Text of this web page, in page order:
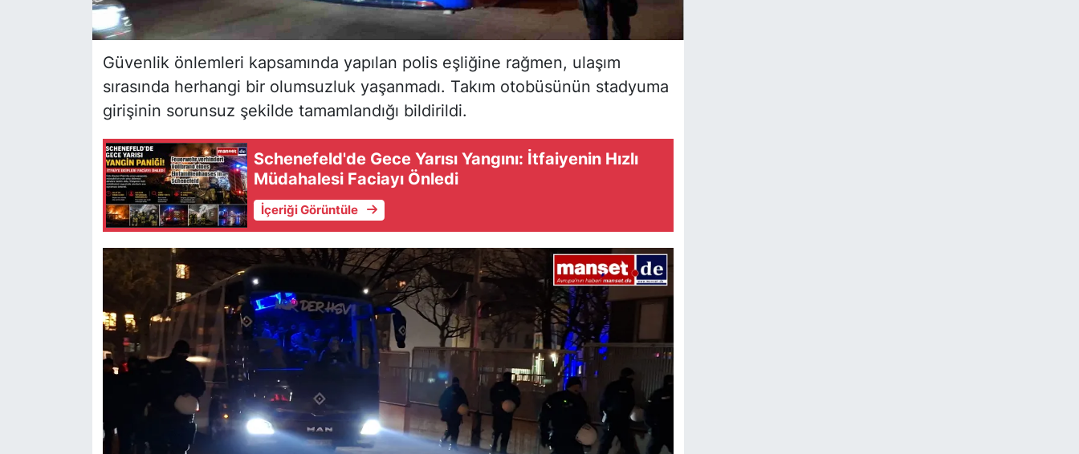
Güvenlik önlemleri kapsamında yapılan polis eşliğine rağmen, ulaşım
sırasında herhangi bir olumsuzluk yaşanmadı. Takım otobüsünün stadyuma
girişinin sorunsuz şekilde tamamlandığı bildirildi.
Schenefeld'de Gece Yarısı Yangını: İtfaiyenin Hızlı
Müdahalesi Faciayı Önledi
İçeriği Görüntüle